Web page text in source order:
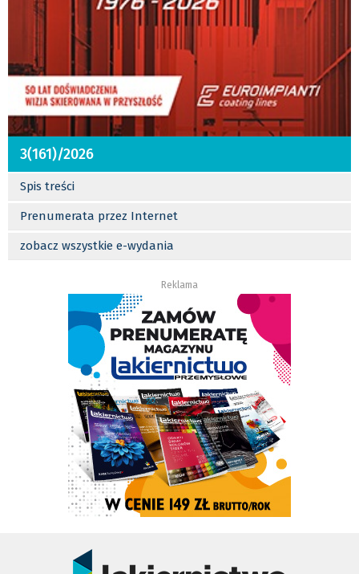
3(161)/2026
Spis treści
Prenumerata przez Internet
zobacz wszystkie e-wydania
Reklama